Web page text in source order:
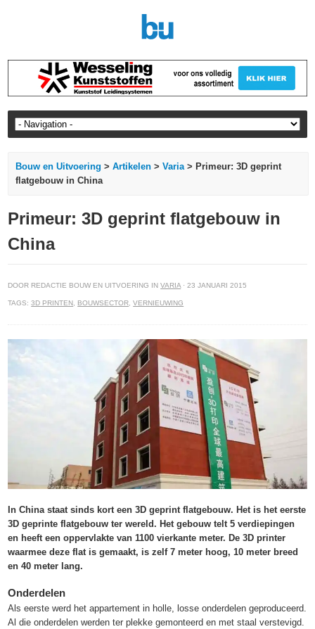
Bouw en Uitvoering >Artikelen >Varia> Primeur: 3D geprint
flatgebouw in China
Primeur: 3D geprint flatgebouw in
China
DOOR REDACTIE BOUW EN UITVOERING INVARIA· 23 JANUARI 2015
TAGS:3D PRINTEN, BOUWSECTOR,VERNIEUWING
In China staat sinds kort een 3D geprint flatgebouw. Het is het eerste
3D geprinte flatgebouw ter wereld. Het gebouw telt 5 verdiepingen
en heeft een oppervlakte van 1100 vierkante meter. De 3D printer
waarmee deze flat is gemaakt, is zelf 7 meter hoog, 10 meter breed
en 40 meter lang.
Onderdelen
Als eerste werd het appartement in holle, losse onderdelen geproduceerd.
Al die onderdelen werden ter plekke gemonteerd en met staal verstevigd.